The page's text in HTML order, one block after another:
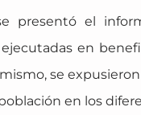
presentó el
en
se
en los